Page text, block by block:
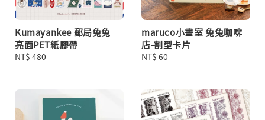
Kumayankee 郵局兔兔
亮面PET紙膠帶
Regular
NT$ 480
maruco小畫室 兔兔咖啡
店-割型卡片
Regular
NT$ 60